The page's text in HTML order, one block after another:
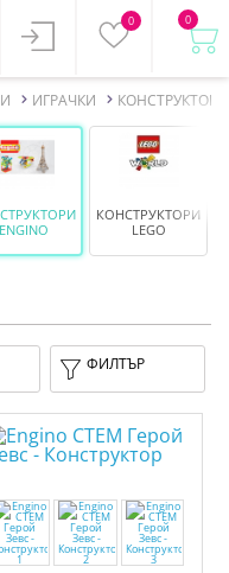
0 0
ИГРАЧКИ
ENGINO
КОНСТРУКТОРИ
LEGO
ФИЛТЪР